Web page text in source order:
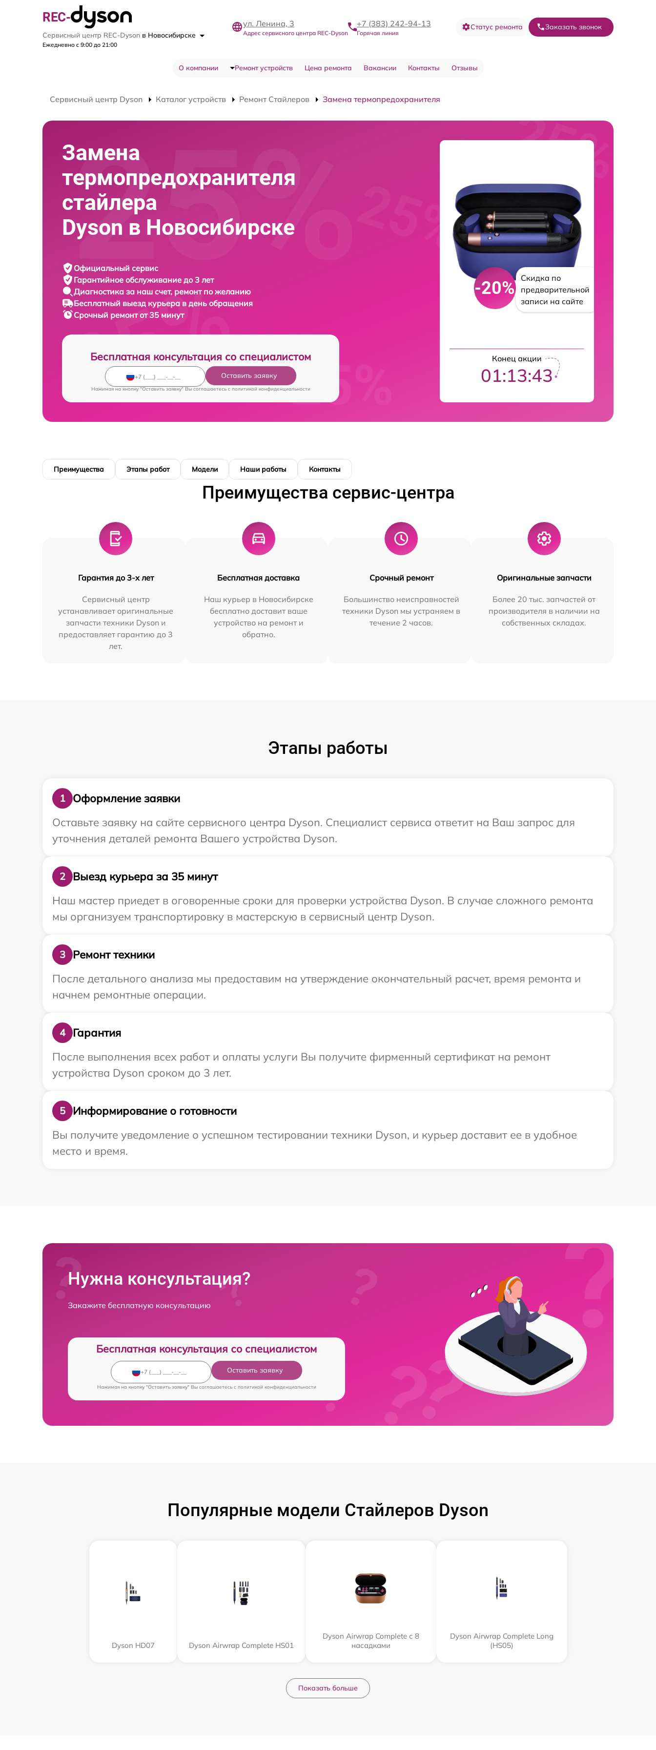
REC-
Сервисный центр REC-Dyson в Новосибирске
Ежедневно с 9:00 до 21:00
ул. Ленина, 3
Адрес сервисного центра REC-Dyson
+7 (383) 242-94-13
Горячая линия
Статус ремонта Заказать звонок
О компании Ремонт устройств Цена ремонта Вакансии Контакты Отзывы
Сервисный центр Dyson Каталог устройств Ремонт Стайлеров Замена термопредохранителя
Замена
термопредохранителя
стайлера
Dyson в Новосибирске
Официальный сервис
Гарантийное обслуживание до 3 лет
Диагностика за наш счет, ремонт по желанию
Бесплатный выезд курьера в день обращения
Срочный ремонтот 35 минут
Бесплатная консультация со специалистом
Оставить заявку
Нажимая на кнопку "Оставить заявку" Вы соглашаетесь c политикой конфиденциальности
-20%
Скидка по
предварительной
записи на сайте
Конец акции
01:13:42
Преимущества Этапы работ Модели Наши работы Контакты
Преимущества сервис-центра
Гарантия до 3-х лет
Сервисный центр
устанавливает оригинальные
запчасти техники Dyson и
предоставляет гарантию до 3
лет.
Бесплатная доставка
Наш курьер в Новосибирске
бесплатно доставит ваше
устройство на ремонт и
обратно.
Срочный ремонт
Большинство неисправностей
техники Dyson мы устраняем в
течение 2 часов.
Оригинальные запчасти
Более 20 тыс. запчастей от
производителя в наличии на
собственных складах.
Этапы работы
1
Оформление заявки
Оставьте заявку на сайте сервисного центра Dyson. Специалист сервиса ответит на Ваш запрос для
уточнения деталей ремонта Вашего устройства Dyson.
2
Выезд курьера за 35 минут
Наш мастер приедет в оговоренные сроки для проверки устройства Dyson. В случае сложного ремонта
мы организуем транспортировку в мастерскую в сервисный центр Dyson.
3
Ремонт техники
После детального анализа мы предоставим на утверждение окончательный расчет, время ремонта и
начнем ремонтные операции.
4
Гарантия
После выполнения всех работ и оплаты услуги Вы получите фирменный сертификат на ремонт
устройства Dyson сроком до 3 лет.
5
Информирование о готовности
Вы получите уведомление о успешном тестировании техники Dyson, и курьер доставит ее в удобное
место и время.
Нужна консультация?
Закажите бесплатную консультацию
Бесплатная консультация со специалистом
Оставить заявку
Нажимая на кнопку "Оставить заявку" Вы соглашаетесь c политикой конфиденциальности
Популярные модели Стайлеров Dyson
Dyson HD07 Dyson Airwrap Complete HS01
Dyson Airwrap Complete с 8
насадками
Dyson Airwrap Complete Long
(HS05)
Показать больше